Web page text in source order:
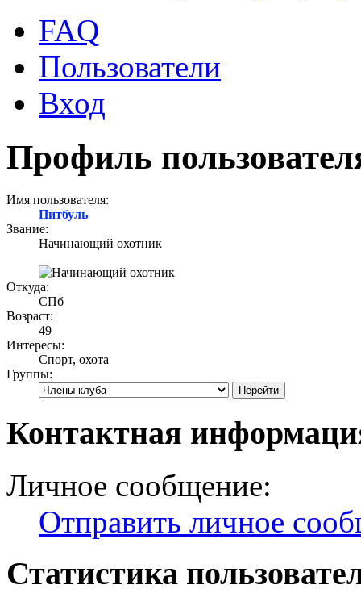
FAQ
Пользователи
Вход
Профиль
Имя пользователя:
Питбуль
Звание:
Начинающий охотник
Откуда:
СПб
Возраст:
49
Интересы:
Спорт, охота
Группы:
Контактная
Личное сообщение:
Отправить личное
Статистика